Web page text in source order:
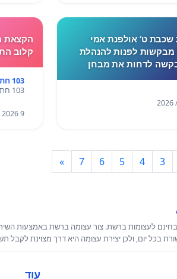
שכבת ט’ אולפנת אמי
לפנות להנהלת
לדחות את מבחן
לימודים בעקבות
ורבות מאיתנו חוות
הקצאת
קלוב
103 חתימות
103 חתימות / 2026
9 Feb 2026
3
4
5
6
7
»
לעצומות ברשת. צור עצומה ברשת באמצעות
בכל יום, ולכן יצירת עצומה היא דרך מצוינת
עוד